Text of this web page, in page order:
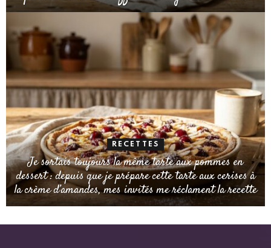
RECETTES
Je sortais toujours la même tarte aux pommes en
dessert : depuis que je prépare cette tarte aux cerises à
la crème d’amandes, mes invités me réclament la recette